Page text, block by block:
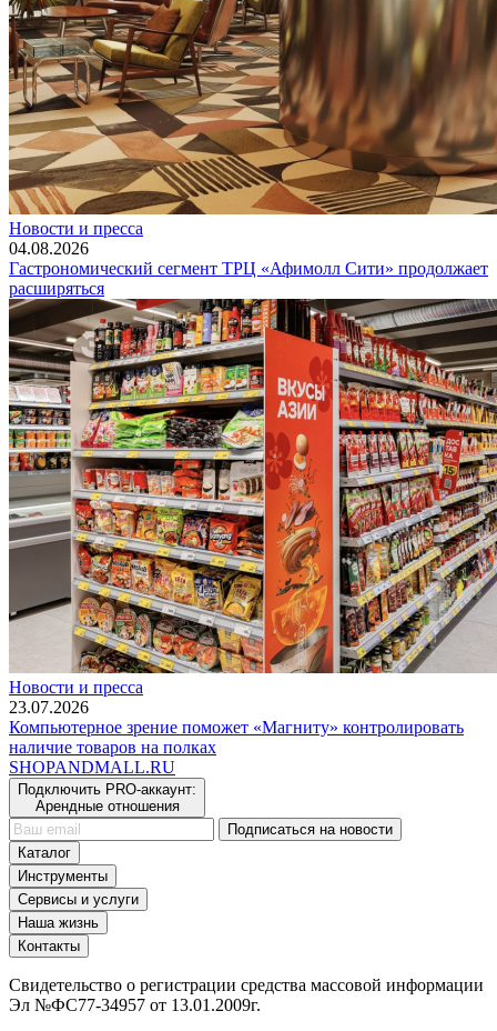
Новости и пресса
04.08.2026
Гастрономический сегмент ТРЦ «Афимолл Сити» продолжает
расширяться
Новости и пресса
23.07.2026
Компьютерное зрение поможет «Магниту» контролировать
наличие товаров на полках
SHOPANDMALL.RU
Подключить PRO-аккаунт:
Арендные отношения
Подписаться на новости
Каталог
Инструменты
Сервисы и услуги
Наша жизнь
Контакты
Свидетельство о регистрации средства массовой информации
Эл №ФС77-34957 от 13.01.2009г.